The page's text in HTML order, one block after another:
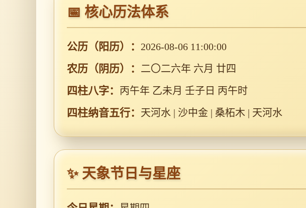
📅 核心历法体系
公历（阳历）： 2026-08-06 11:00:00
农历（阴历）： 二〇二六年 六月 廿四
四柱八字： 丙午年 乙未月 壬子日 丙午时
四柱纳音五行： 天河水 | 沙中金 | 桑柘木 | 天河水
✨ 天象节日与星座